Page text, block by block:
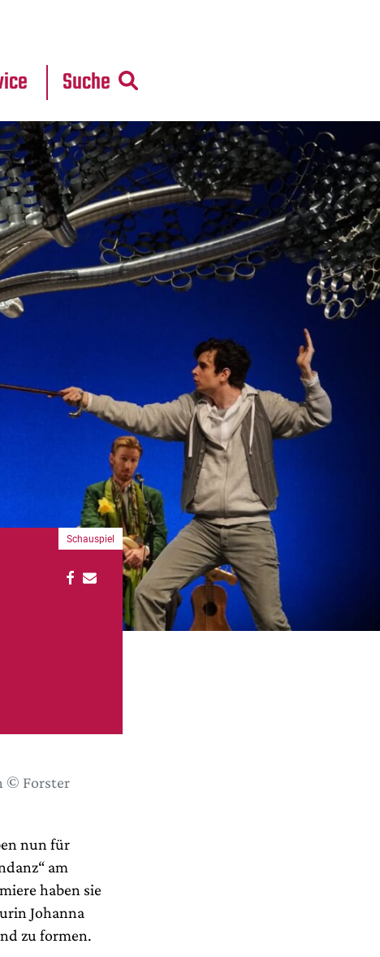
Suche
Schauspiel
© Forster
nun für
am
haben sie
Johanna
zu formen.